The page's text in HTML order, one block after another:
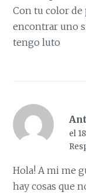
Con tu color de
encontrar uno
tengo luto
el
Hola! A mi me
hay cosas que